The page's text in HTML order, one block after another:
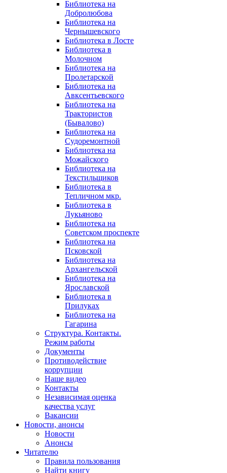
Библиотека на
Добролюбова
Библиотека на
Чернышевского
Библиотека в Лосте
Библиотека в
Молочном
Библиотека на
Пролетарской
Библиотека на
Авксентьевского
Библиотека на
Трактористов
(Бывалово)
Библиотека на
Судоремонтной
Библиотека на
Можайского
Библиотека на
Текстильщиков
Библиотека в
Тепличном мкр.
Библиотека в
Лукьяново
Библиотека на
Советском проспекте
Библиотека на
Псковской
Библиотека на
Архангельской
Библиотека на
Ярославской
Библиотека в
Прилуках
Библиотека на
Гагарина
Структура. Контакты.
Режим работы
Документы
Противодействие
коррупции
Наше видео
Контакты
Независимая оценка
качества услуг
Вакансии
Новости, анонсы
Новости
Анонсы
Читателю
Правила пользования
Найти книгу